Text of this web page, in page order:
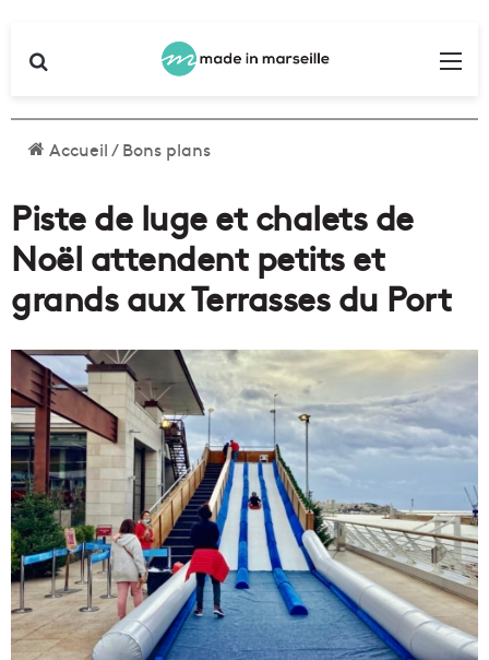
Accueil/Bons plans
Piste de luge et chalets de
Noël attendent petits et
grands aux Terrasses du Port